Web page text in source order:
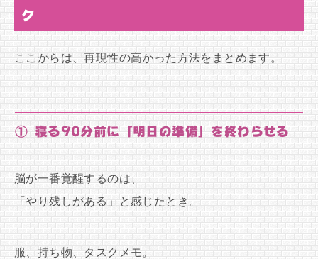
ク
ここからは、再現性の高かった方法をまとめます。
① 寝る90分前に「明日の準備」を終わらせる
脳が一番覚醒するのは、
「やり残しがある」と感じたとき。
服、持ち物、タスクメモ。